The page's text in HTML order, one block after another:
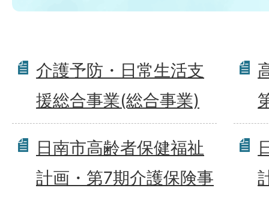
介護予防・日常生活支
援総合事業(総合事業)
日南市高齢者保健福祉
計画・第7期介護保険事